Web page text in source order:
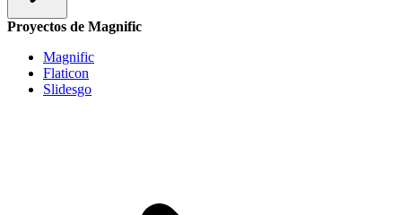
Proyectos de Magnific
Magnific
Flaticon
Slidesgo